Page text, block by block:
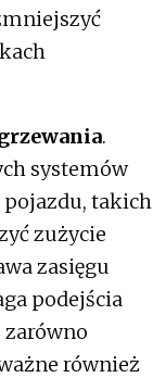
.
systemów
takich
zużycie
zasięgu
podejścia
również